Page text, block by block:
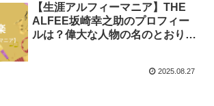
【生涯アルフィーマニア】THE
ALFEE坂崎幸之助のプロフィー
ルは？偉大な人物の名のとおり
2025.08.27